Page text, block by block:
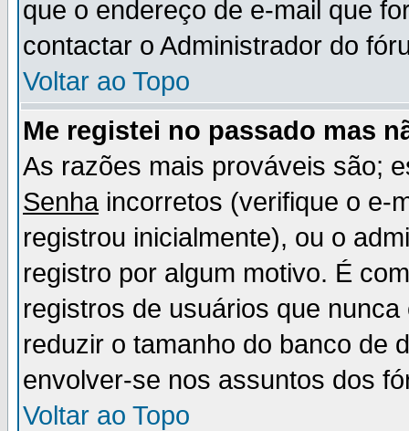
que o endereço de e-mail que
contactar o Administrador do
Voltar ao Topo
Me registei no passado mas
As razões mais prováveis são;
Senhaincorretos (verifique o e-
registrou inicialmente), ou o
registro por algum motivo. É
registros de usuários que
reduzir o tamanho do banco de
envolver-se nos assuntos dos
Voltar ao Topo